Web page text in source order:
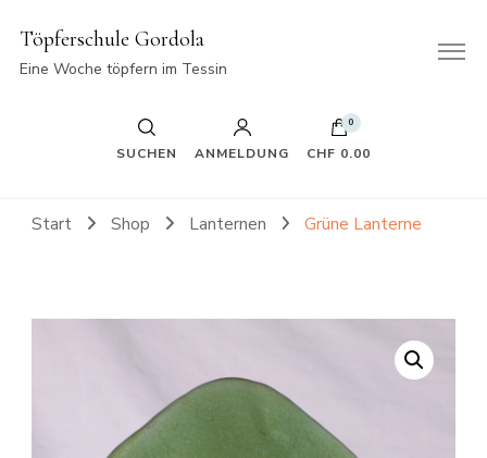
Töpferschule Gordola
Eine Woche töpfern im Tessin
SUCHEN ANMELDUNG
0
CHF 0.00
Start Shop Lanternen Grüne Lanterne